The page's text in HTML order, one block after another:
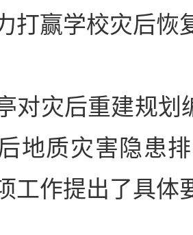
打赢学校灾后恢
灾后重建规划
地质灾害隐患
工作提出了具体